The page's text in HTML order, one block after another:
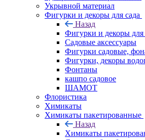
Укрывной материал
Фигурки и декоры для сада
Назад
Фигурки и декоры для
Садовые аксессуары
Фигурки садовые,
Фигурки, декоры
Фонтаны
кашпо садовое
ШАМОТ
Флористика
Химикаты
Химикаты пакетированные
Назад
Химикаты